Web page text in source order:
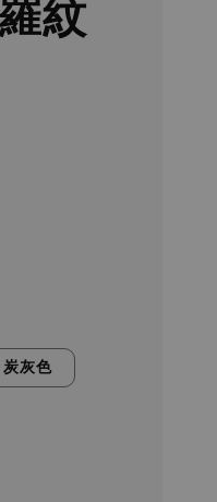
紋
炭灰色